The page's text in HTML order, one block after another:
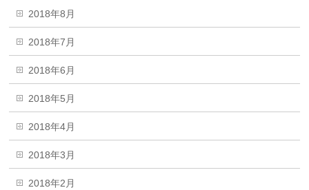
2018年8月
2018年7月
2018年6月
2018年5月
2018年4月
2018年3月
2018年2月